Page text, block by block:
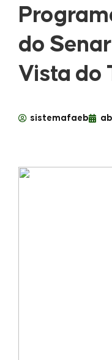
do
Vista do
sistemafaeb